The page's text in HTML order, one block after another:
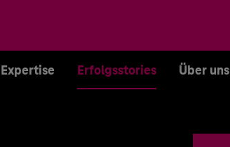
Expertise Erfolgsstories Über uns